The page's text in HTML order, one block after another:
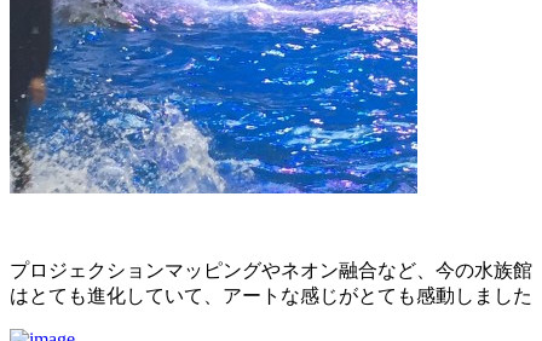
プロジェクションマッピングやネオン融合など、今の水族館
はとても進化していて、アートな感じがとても感動しました